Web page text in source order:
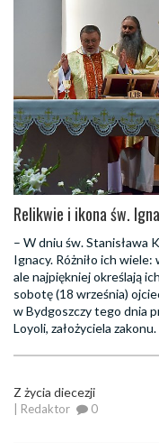
Relikwie i ikona św.
– W dniu św. Stanisława
Ignacy. Różniło ich
ale najpiękniej określają
sobotę (18 września)
w Bydgoszczy tego dnia
Loyoli, założyciela zakonu.
Z życia diecezji
| Redaktor 0